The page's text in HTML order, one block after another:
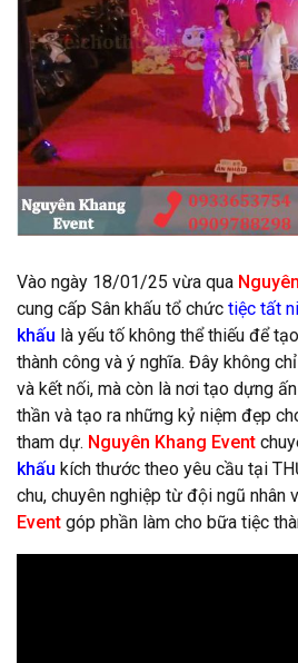
Vào ngày 18/01/25 vừa qua
cung cấp Sân khấu tổ chức tiệc tất
khấu là yếu tố không thể thiếu để
thành công và ý nghĩa. Đây không
và kết nối, mà còn là nơi tạo dựng
thần và tạo ra những kỷ niệm đẹp
tham dự. Nguyên Khang Event
khấu kích thước theo yêu cầu tại
chu, chuyên nghiệp từ đội ngũ nhân
Event góp phần làm cho bữa tiệc